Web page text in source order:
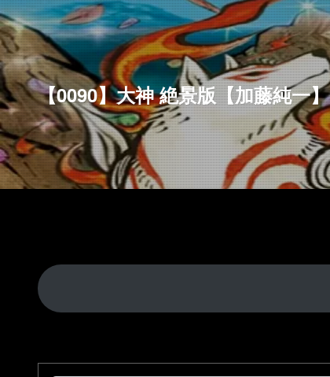
【0090】大神 絶景版【加藤純一】